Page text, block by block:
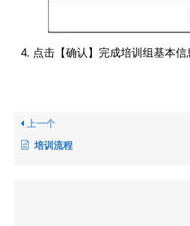
4. 点击【确认】完成培训组基本信
上一个
培训流程